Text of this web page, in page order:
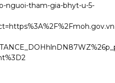
nguoi-tham-gia-bhyt-u-5-